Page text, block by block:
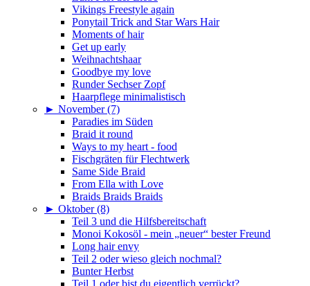
Vikings Freestyle again
Ponytail Trick and Star Wars Hair
Moments of hair
Get up early
Weihnachtshaar
Goodbye my love
Runder Sechser Zopf
Haarpflege minimalistisch
► November (7)
Paradies im Süden
Braid it round
Ways to my heart - food
Fischgräten für Flechtwerk
Same Side Braid
From Ella with Love
Braids Braids Braids
► Oktober (8)
Teil 3 und die Hilfsbereitschaft
Monoi Kokosöl - mein „neuer“ bester Freund
Long hair envy
Teil 2 oder wieso gleich nochmal?
Bunter Herbst